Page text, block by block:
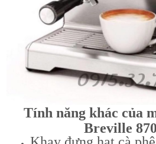
Tính năng khác của
Breville